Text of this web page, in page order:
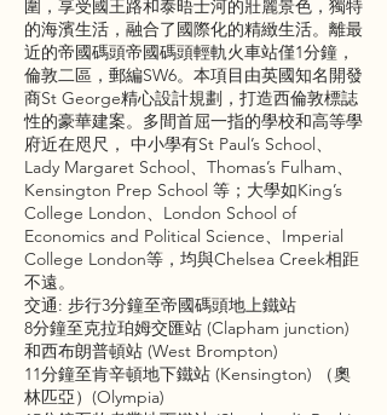
圍，享受國王路和泰晤士河的壯麗景色，獨特
的海濱生活，融合了國際化的精緻生活。離最
近的帝國碼頭帝國碼頭輕軌火車站僅1分鐘，
倫敦二區，郵編SW6。本項目由英國知名開發
商St George精心設計規劃，打造西倫敦標誌
性的豪華建案。多間首屈一指的學校和高等學
府近在咫尺， 中小學有St Paul’s School、
Lady Margaret School、Thomas’s Fulham、
Kensington Prep School 等；大學如King’s
College London、London School of
Economics and Political Science、Imperial
College London等，均與Chelsea Creek相距
不遠。
交通: 步行3分鐘至帝國碼頭地上鐵站
8分鐘至克拉珀姆交匯站 (Clapham junction)
和西布朗普頓站 (West Brompton)
11分鐘至肯辛頓地下鐵站 (Kensington) （奧
林匹亞）(Olympia)